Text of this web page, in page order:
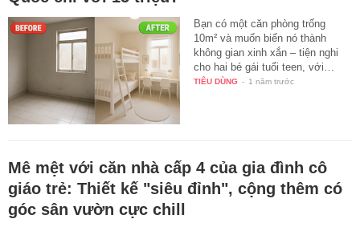
Bạn có một căn phòng trống
10m² và muốn biến nó thành
không gian xinh xắn – tiện nghi
cho hai bé gái tuổi teen, với…
TIÊU DÙNG - 1 năm trước
Mê mệt với căn nhà cấp 4 của gia đình cô
giáo trẻ: Thiết kế "siêu đỉnh", cộng thêm có
góc sân vườn cực chill